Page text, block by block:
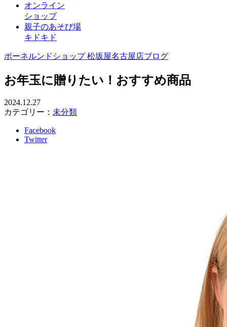
オンライン
ショップ
親子のあそび場
キドキド
ボーネルンドショップ 松坂屋名古屋店ブログ
お年玉に贈りたい！おすすめ商品
2024.12.27
カテゴリー： 未分類
Facebook
Twitter